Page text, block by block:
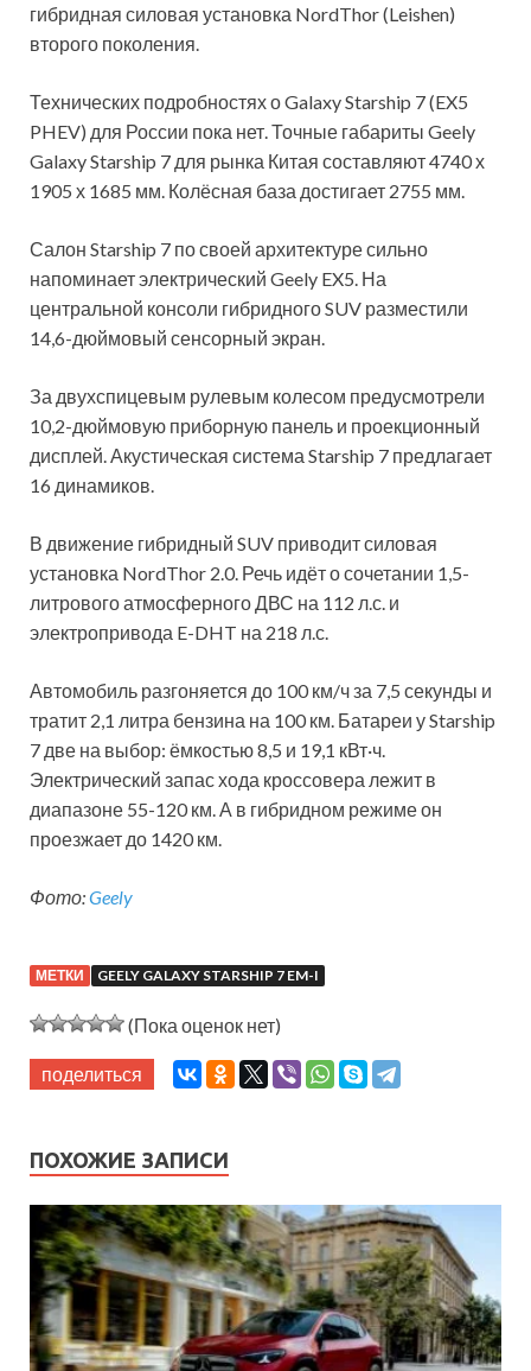
гибридная силовая установка NordThor (Leishen)
второго поколения.
Технических подробностях о Galaxy Starship 7 (EX5
PHEV) для России пока нет. Точные габариты Geely
Galaxy Starship 7 для рынка Китая составляют 4740 х
1905 х 1685 мм. Колёсная база достигает 2755 мм.
Салон Starship 7 по своей архитектуре сильно
напоминает электрический Geely EX5. На
центральной консоли гибридного SUV разместили
14,6-дюймовый сенсорный экран.
За двухспицевым рулевым колесом предусмотрели
10,2-дюймовую приборную панель и проекционный
дисплей. Акустическая система Starship 7 предлагает
16 динамиков.
В движение гибридный SUV приводит силовая
установка NordThor 2.0. Речь идёт о сочетании 1,5-
литрового атмосферного ДВС на 112 л.с. и
электропривода E-DHT на 218 л.с.
Автомобиль разгоняется до 100 км/ч за 7,5 секунды и
тратит 2,1 литра бензина на 100 км. Батареи у Starship
7 две на выбор: ёмкостью 8,5 и 19,1 кВт·ч.
Электрический запас хода кроссовера лежит в
диапазоне 55-120 км. А в гибридном режиме он
проезжает до 1420 км.
Фото:Geely
МЕТКИ GEELY GALAXY STARSHIP 7 EM-I
(Пока оценок нет)
поделиться
ПОХОЖИЕ ЗАПИСИ